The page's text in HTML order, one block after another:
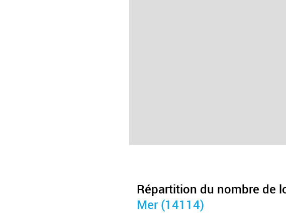
Répartition du nombre de
Mer (14114)